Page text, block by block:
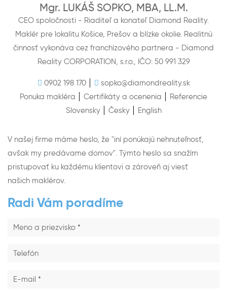
Mgr. LUKÁŠ SOPKO, MBA, LL.M.
CEO spoločnosti - Riaditeľ a konateľ Diamond Reality.
Maklér pre lokalitu Košice, Prešov a blízke okolie. Realitnú
činnosť vykonáva cez franchízového partnera - Diamond
Reality CORPORATION, s.r.o., IČO: 50 991 329
0902 198 170
sopko@diamondreality.sk
Ponuka makléra
Certifikáty a ocenenia
Referencie
Slovensky
Česky English
V našej firme máme heslo, že "iní ponúkajú nehnuteľnosť,
avšak my predávame domov". Týmto heslo sa snažím
pristupovať ku každému klientovi a zároveň aj viesť
našich maklérov.
Radi Vám poradíme